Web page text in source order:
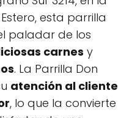
esta parrilla
paladar de los
carnes y
. La Parrilla Don
atención al cliente
, lo que la convierte